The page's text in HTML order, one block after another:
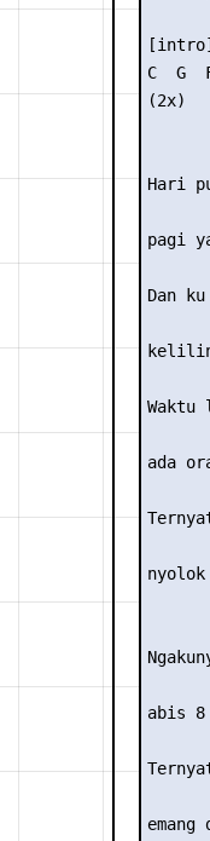
C  G
(2x)
Hari
pagi
Dan
Waktu
ada
nyolok
abis